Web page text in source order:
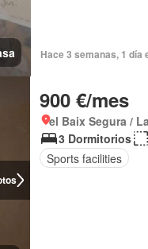
Hace 3 semanas, 1 día
900 €/mes
el Baix Segura /
3 Dormitorios
Sports facilities